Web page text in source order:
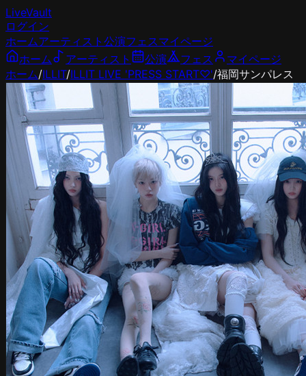
LiveVault
ログイン
ホームアーティスト 公演フェスマイページ
ホーム
アーティスト 公演 フェス
マイページ
ホーム/ILLIT/ILLIT LIVE 'PRESS START︎︎♡'/福岡サンパレス